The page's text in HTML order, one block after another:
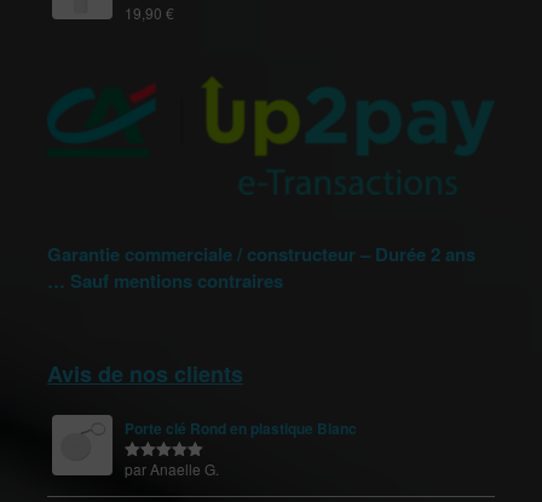
Note5.00
19,90 €
Garantie commerciale / constructeur – Durée 2 ans
… Sauf mentions contraires
Avis de nos clients
Porte clé Rond en plastique Blanc
Note5sur
par Anaelle G.